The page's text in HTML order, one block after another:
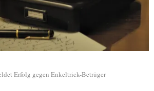
Erfolg gegen Enkeltrick-Betrüger